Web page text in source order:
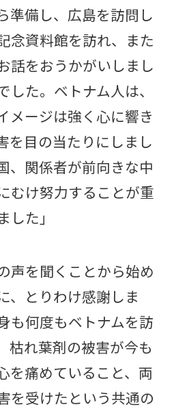
準備し、広島を訪問し
念資料館を訪れ、また
話をおうかがいしまし
た。ベトナム人は、
メージは強く心に響き
を目の当たりにしまし
、関係者が前向きな中
むけ努力することが重
た」
声を聞くことから始め
、とりわけ感謝しま
も何度もベトナムを訪
枯れ葉剤の被害が今も
を痛めていること、両
を受けたという共通の